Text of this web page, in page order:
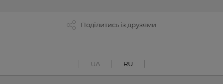
Поділитись із друзями
UA RU